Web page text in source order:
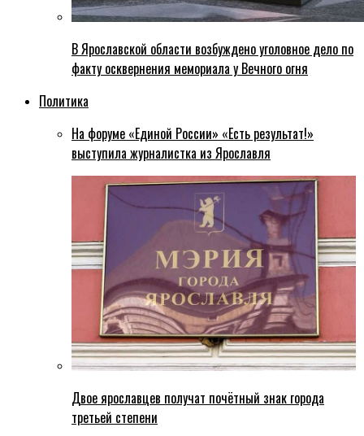
В Ярославской области возбуждено уголовное дело по
факту осквернения мемориала у Вечного огня
Политика
На форуме «Единой России» «Есть результат!»
выступила журналистка из Ярославля
Двое ярославцев получат почётный знак города
третьей степени